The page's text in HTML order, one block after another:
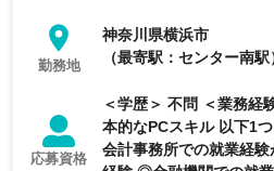
勤務地
神奈川県横浜市
（最寄駅：センター南駅
応募資格
＜学歴＞ 不問 ＜業務経験＞ 【必須業務経験】 ◎基
本的なPCスキル 以下1つ以上の経験を満たす方 ◎
会計事務所での就業経験がある方 ◎